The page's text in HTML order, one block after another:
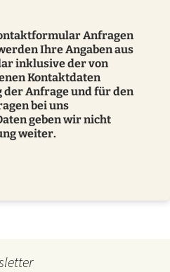
Anfragen
Ihre Angaben aus
inklusive der von
Kontaktdaten
der Anfrage und für den
bei uns
geben wir nicht
weiter.